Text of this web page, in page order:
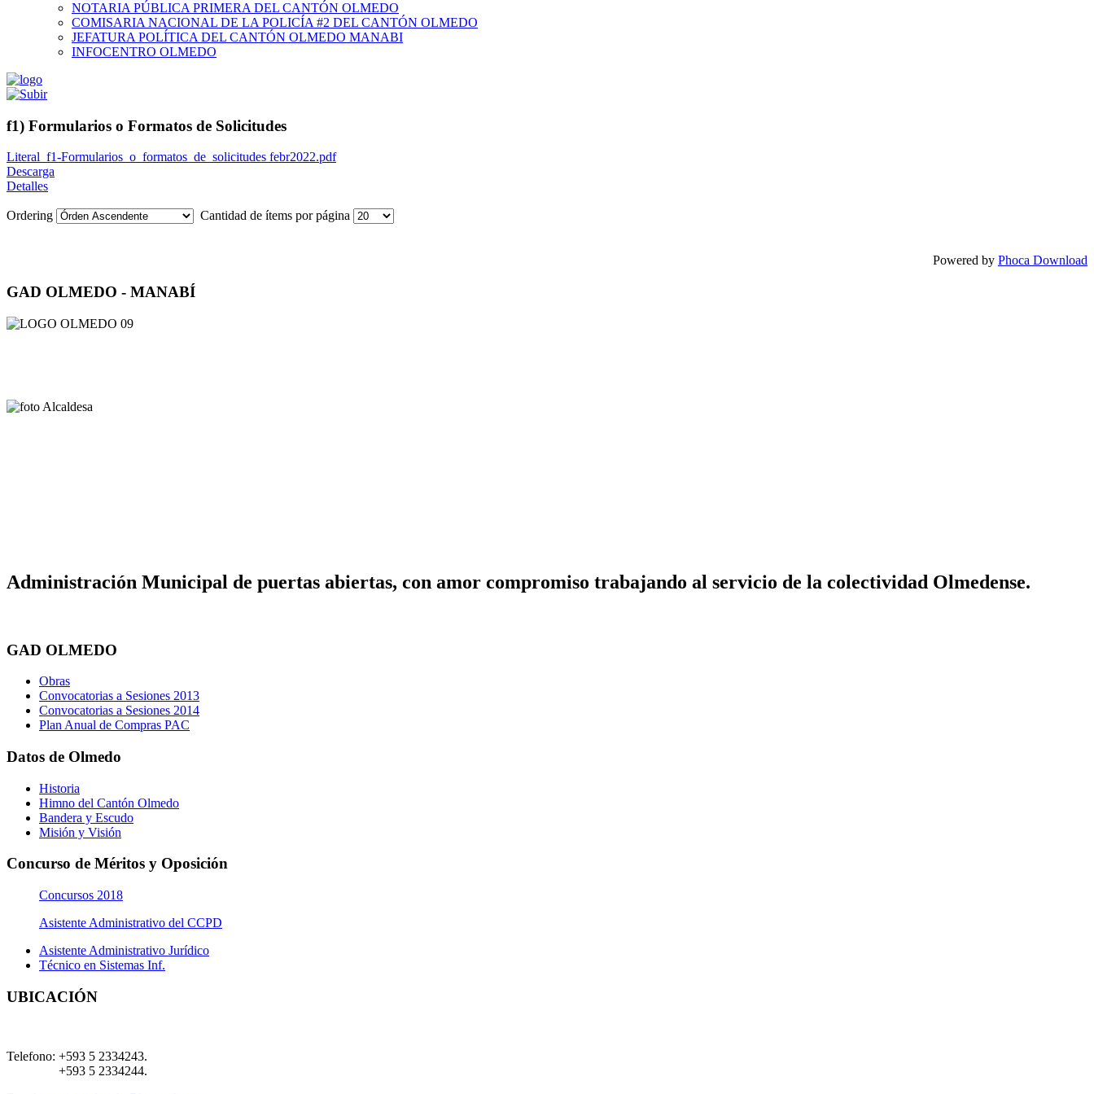
NOTARIA PÚBLICA PRIMERA DEL CANTÓN OLMEDO
COMISARIA NACIONAL DE LA POLICÍA #2 DEL CANTÓN OLMEDO
JEFATURA POLÍTICA DEL CANTÓN OLMEDO MANABI
INFOCENTRO OLMEDO
f1) Formularios o Formatos de Solicitudes
Literal_f1-Formularios_o_formatos_de_solicitudes febr2022.pdf
Descarga
Detalles
Ordering Cantidad de ítems por página
Powered by Phoca Download
GAD OLMEDO - MANABÍ
Administración Municipal de puertas abiertas, con amor compromiso trabajando al servicio de la colectividad Olmedense.
GAD OLMEDO
Obras
Convocatorias a Sesiones 2013
Convocatorias a Sesiones 2014
Plan Anual de Compras PAC
Datos de Olmedo
Historia
Himno del Cantón Olmedo
Bandera y Escudo
Misión y Visión
Concurso de Méritos y Oposición
Concursos 2018
Asistente Administrativo del CCPD
Asistente Administrativo Jurídico
Técnico en Sistemas Inf.
UBICACIÓN
Telefono: +593 5 2334243.
+593 5 2334244.